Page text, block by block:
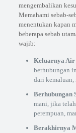
mengembalikan
Memahami sebab-
menentukan kapan
beberapa sebab
wajib:
Keluarnya
berhubungan
dari kemaluan,
Berhubungan
mani, jika
perempuan,
Berakhirnya